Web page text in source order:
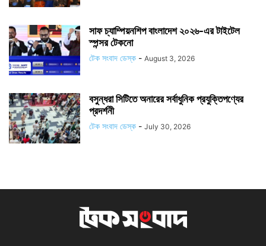
সাফ চ্যাম্পিয়নশিপ বাংলাদেশ ২০২৬-এর টাইটেল
স্পন্সর টেকনো
টেক সংবাদ ডেস্ক - August 3, 2026
বসুন্ধরা সিটিতে অনারের সর্বাধুনিক প্রযুক্তিপণ্যের
প্রদর্শনী
টেক সংবাদ ডেস্ক - July 30, 2026